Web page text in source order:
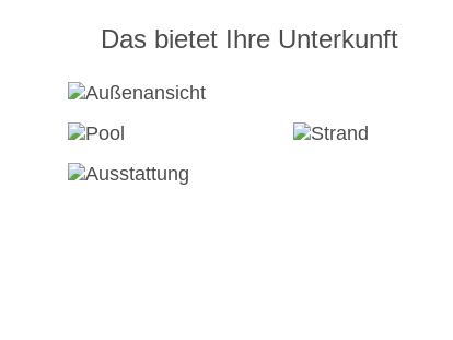
Das bietet Ihre Unterkunft